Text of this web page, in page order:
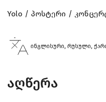
Yolo პოსტერი
ინგლისური, რუსული,
აღწერა